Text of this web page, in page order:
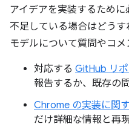
アイデアを実装するため
不足している場合はどう
モデルについて質問やコ
対応する GitHub リ
報告するか、既存の
Chrome の実装に関
だけ詳細な情報と再